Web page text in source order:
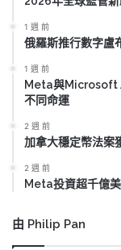
1 週 前
俄羅斯推行數字盧
1 週 前
Meta與Microsoft
不同命運
2 週 前
加拿大穩定幣法案
2 週 前
Meta投資超千億
由 Philip Pan